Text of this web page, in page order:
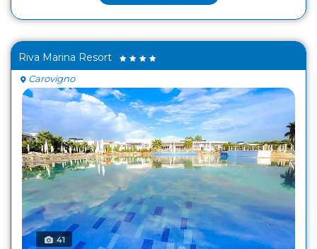
Riva Marina Resort
Carovigno
41